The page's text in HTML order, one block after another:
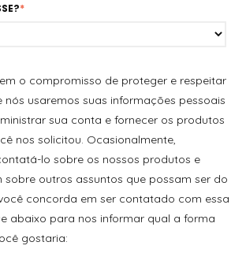
*
o compromisso de proteger e respeitar
nós usaremos suas informações pessoais
sua conta e fornecer os produtos
nos solicitou. Ocasionalmente,
lo sobre os nossos produtos e
sobre outros assuntos que possam ser do
concorda em ser contatado com essa
abaixo para nos informar qual a forma
gostaria: